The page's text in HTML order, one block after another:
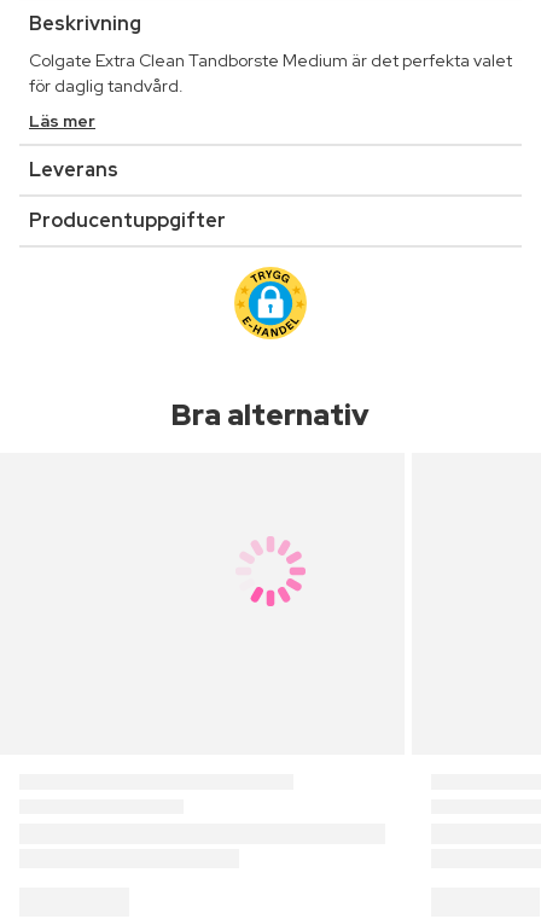
Beskrivning
Colgate Extra Clean Tandborste Medium är det perfekta valet
för daglig tandvård.
Läs mer
Leverans
Producentuppgifter
Bra alternativ